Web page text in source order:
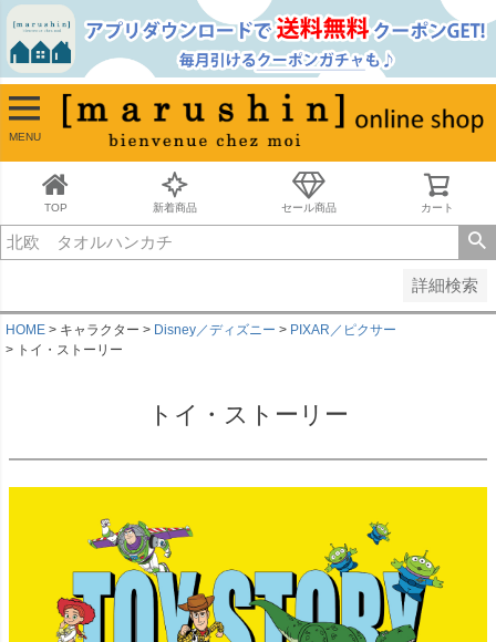
MENU
TOP 新着商品 セール商品 カート
詳細検索
並び順
新着順
古い順
価格が安い順
価格が高い順
キーワードヒット順
HOME キャラクター Disney／ディズニー
PIXAR／ピクサー
トイ・ストーリー
トイ・ストーリー